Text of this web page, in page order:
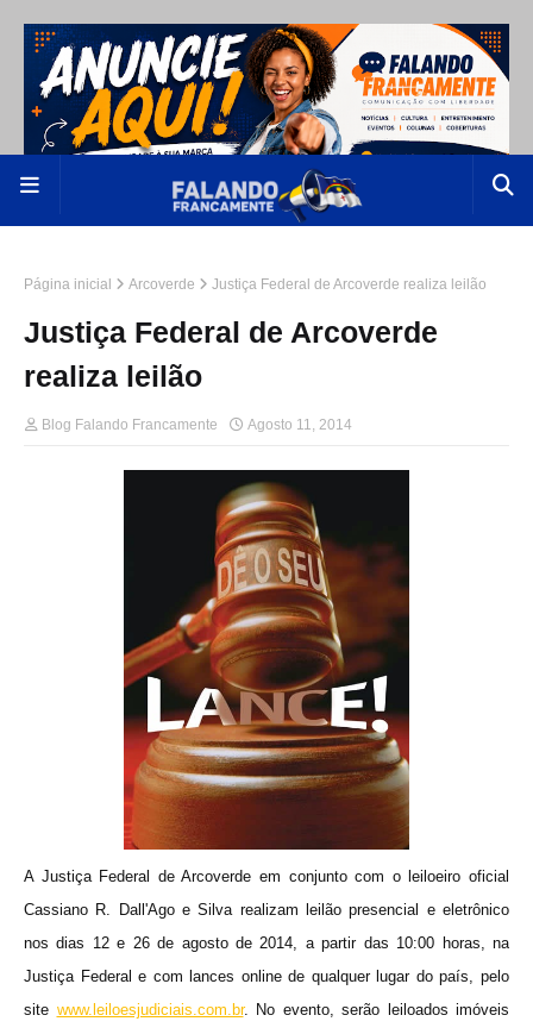
Página inicial Arcoverde Justiça Federal de Arcoverde realiza leilão
Justiça Federal de Arcoverde
realiza leilão
Blog Falando Francamente Agosto 11, 2014
A Justiça Federal de Arcoverde em conjunto com o leiloeiro oficial
Cassiano R. Dall'Ago e Silva realizam leilão presencial e eletrônico
nos dias 12 e 26 de agosto de 2014, a partir das 10:00 horas, na
Justiça Federal e com lances online de qualquer lugar do país, pelo
site www.leiloesjudiciais.com.br. No evento, serão leiloados imóveis